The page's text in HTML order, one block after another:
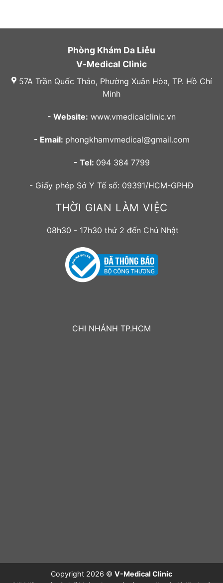
Phòng Khám Da Liễu
V-Medical Clinic
57A Trần Quốc Thảo, Phường Xuân Hòa, TP. Hồ Chí
Minh
- Website: www.vmedicalclinic.vn
- Email: phongkhamvmedical@gmail.com
- Tel: 094 384 7799
- Giấy phép Sở Y Tế số: 09391/HCM-GPHĐ
THỜI GIAN LÀM VIỆC
08h30 - 17h30 thứ 2 đến Chủ Nhật
CHI NHÁNH TP.HCM
Copyright 2026 © V-Medical Clinic